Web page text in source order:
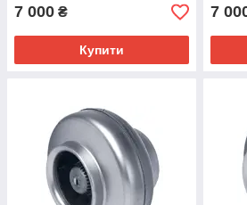
7 000 ₴
Купити
7